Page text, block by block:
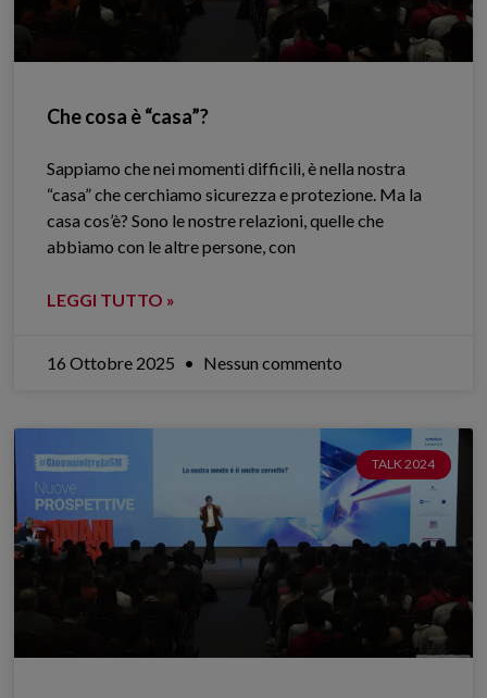
Che cosa è “casa”?
Sappiamo che nei momenti difficili, è nella nostra
“casa” che cerchiamo sicurezza e protezione. Ma la
casa cos’è? Sono le nostre relazioni, quelle che
abbiamo con le altre persone, con
LEGGI TUTTO »
16 Ottobre 2025 Nessun commento
TALK 2024